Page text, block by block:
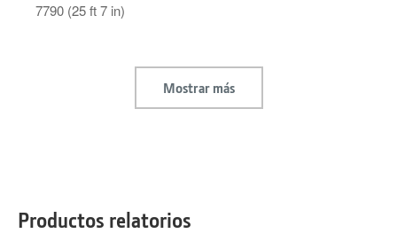
7790 (25 ft 7 in)
Mostrar más
Productos relatorios